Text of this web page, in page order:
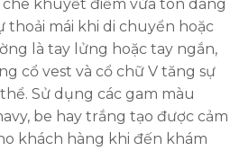
khuyết điểm vừa tôn dáng
thoải mái khi di chuyển hoặc
là tay lửng hoặc tay ngắn,
cổ vest và cổ chữ V tăng sự
Sử dụng các gam màu
be hay trắng tạo được cảm
khách hàng khi đến khám